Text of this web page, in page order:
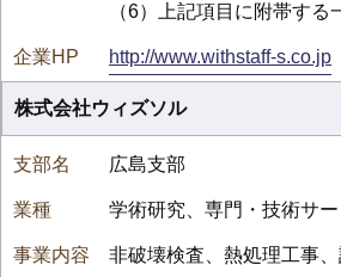
（6）上記項目に附帯する
http://www.withstaff-s.co.jp
株式会社ウィズソル
広島支部
学術研究、専門・技術サ
非破壊検査、熱処理工事